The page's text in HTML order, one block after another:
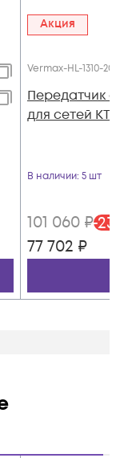
Акция
Vermax-HL-1310-20
Передатчик
для сетей
В наличии: 5 шт
101 060 ₽-23
77 702 ₽